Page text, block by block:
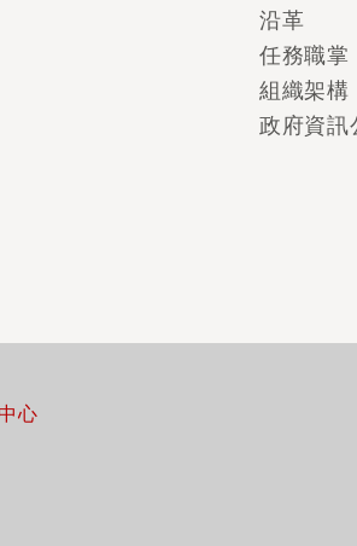
沿革
任務職掌
組織架構
政府資訊
心